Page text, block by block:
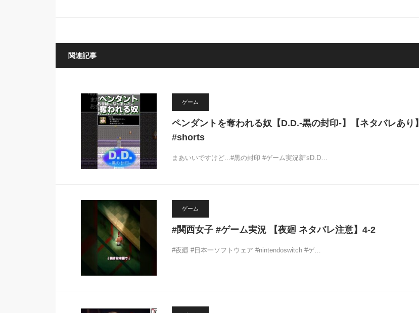
関連記事
ゲーム
ペンダントを奪われる奴【D.D.-黒の封印-】【ネタバレあり】
#shorts
まあいいですけど...#黒の封印 #ゲーム実況新'sD.D…
ゲーム
#関西女子 #ゲーム実況 【夜廻 ネタバレ注意】4-2
#夜廻 #日本一ソフトウェア #nintendoswitch #ゲ…